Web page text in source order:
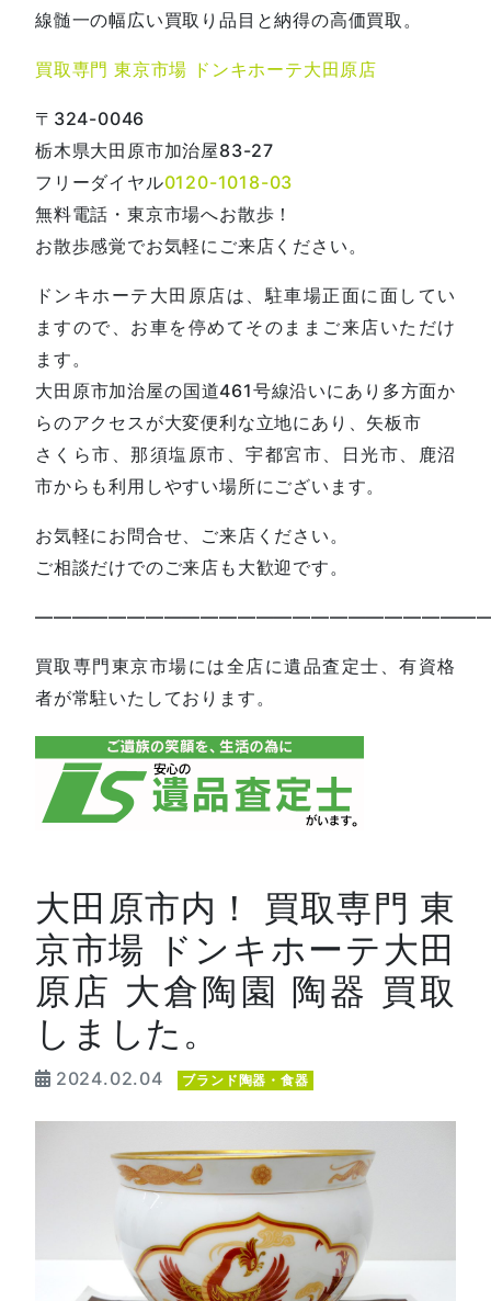
線髄一の幅広い買取り品目と納得の高価買取。
買取専門 東京市場 ドンキホーテ大田原店
〒324-0046
栃木県大田原市加治屋83-27
フリーダイヤル0120-1018-03
無料電話・東京市場へお散歩！
お散歩感覚でお気軽にご来店ください。
ドンキホーテ大田原店は、駐車場正面に面してい
ますので、お車を停めてそのままご来店いただけ
ます。
大田原市加治屋の国道461号線沿いにあり多方面か
らのアクセスが大変便利な立地にあり、矢板市
さくら市、那須塩原市、宇都宮市、日光市、鹿沼
市からも利用しやすい場所にございます。
お気軽にお問合せ、ご来店ください。
ご相談だけでのご来店も大歓迎です。
買取専門東京市場には全店に遺品査定士、有資格
者が常駐いたしております。
大田原市内！ 買取専門 東
京市場 ドンキホーテ大田
原店 大倉陶園 陶器 買取
しました。
2024.02.04 ブランド陶器・食器